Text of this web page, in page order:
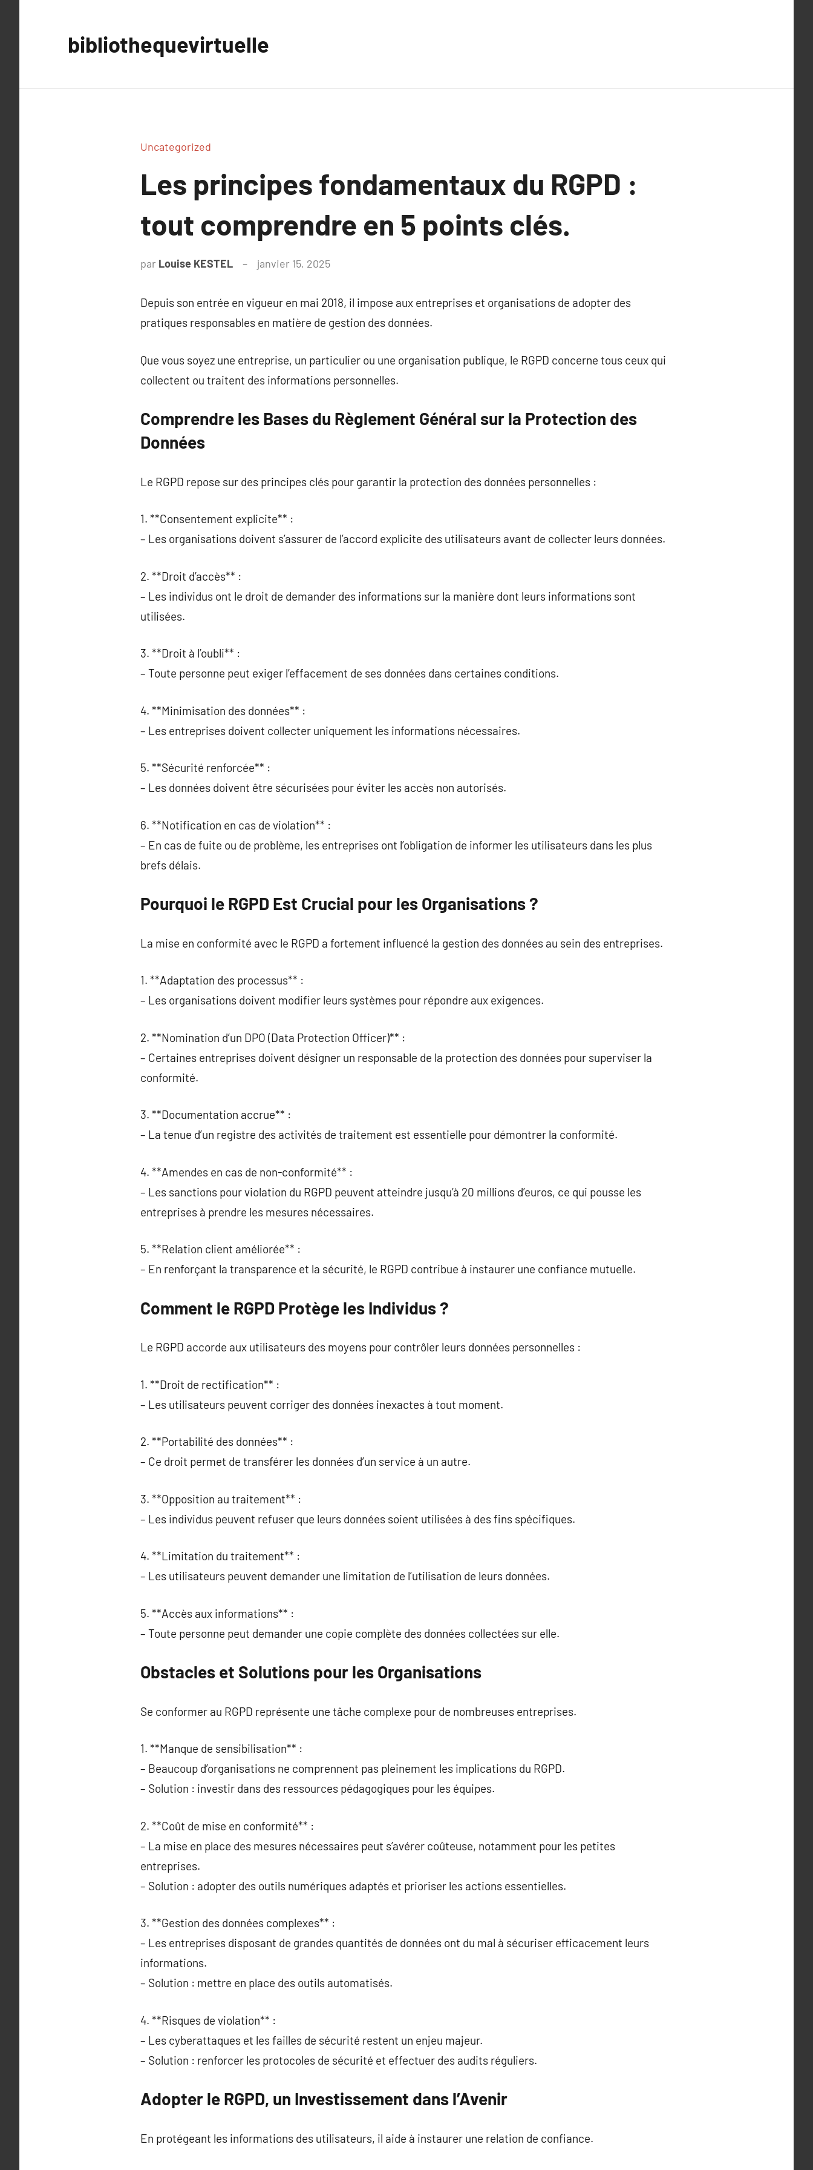
bibliothequevirtuelle
Uncategorized
Les principes fondamentaux du RGPD :
tout comprendre en 5 points clés.
par Louise KESTEL janvier 15, 2025
Depuis son entrée en vigueur en mai 2018, il impose aux entreprises et organisations de adopter des
pratiques responsables en matière de gestion des données.
Que vous soyez une entreprise, un particulier ou une organisation publique, le RGPD concerne tous ceux qui
collectent ou traitent des informations personnelles.
Comprendre les Bases du Règlement Général sur la Protection des
Données
Le RGPD repose sur des principes clés pour garantir la protection des données personnelles :
1. **Consentement explicite** :
– Les organisations doivent s’assurer de l’accord explicite des utilisateurs avant de collecter leurs données.
2. **Droit d’accès** :
– Les individus ont le droit de demander des informations sur la manière dont leurs informations sont
utilisées.
3. **Droit à l’oubli** :
– Toute personne peut exiger l’effacement de ses données dans certaines conditions.
4. **Minimisation des données** :
– Les entreprises doivent collecter uniquement les informations nécessaires.
5. **Sécurité renforcée** :
– Les données doivent être sécurisées pour éviter les accès non autorisés.
6. **Notification en cas de violation** :
– En cas de fuite ou de problème, les entreprises ont l’obligation de informer les utilisateurs dans les plus
brefs délais.
Pourquoi le RGPD Est Crucial pour les Organisations ?
La mise en conformité avec le RGPD a fortement influencé la gestion des données au sein des entreprises.
1. **Adaptation des processus** :
– Les organisations doivent modifier leurs systèmes pour répondre aux exigences.
2. **Nomination d’un DPO (Data Protection Officer)** :
– Certaines entreprises doivent désigner un responsable de la protection des données pour superviser la
conformité.
3. **Documentation accrue** :
– La tenue d’un registre des activités de traitement est essentielle pour démontrer la conformité.
4. **Amendes en cas de non-conformité** :
– Les sanctions pour violation du RGPD peuvent atteindre jusqu’à 20 millions d’euros, ce qui pousse les
entreprises à prendre les mesures nécessaires.
5. **Relation client améliorée** :
– En renforçant la transparence et la sécurité, le RGPD contribue à instaurer une confiance mutuelle.
Comment le RGPD Protège les Individus ?
Le RGPD accorde aux utilisateurs des moyens pour contrôler leurs données personnelles :
1. **Droit de rectification** :
– Les utilisateurs peuvent corriger des données inexactes à tout moment.
2. **Portabilité des données** :
– Ce droit permet de transférer les données d’un service à un autre.
3. **Opposition au traitement** :
– Les individus peuvent refuser que leurs données soient utilisées à des fins spécifiques.
4. **Limitation du traitement** :
– Les utilisateurs peuvent demander une limitation de l’utilisation de leurs données.
5. **Accès aux informations** :
– Toute personne peut demander une copie complète des données collectées sur elle.
Obstacles et Solutions pour les Organisations
Se conformer au RGPD représente une tâche complexe pour de nombreuses entreprises.
1. **Manque de sensibilisation** :
– Beaucoup d’organisations ne comprennent pas pleinement les implications du RGPD.
– Solution : investir dans des ressources pédagogiques pour les équipes.
2. **Coût de mise en conformité** :
– La mise en place des mesures nécessaires peut s’avérer coûteuse, notamment pour les petites
entreprises.
– Solution : adopter des outils numériques adaptés et prioriser les actions essentielles.
3. **Gestion des données complexes** :
– Les entreprises disposant de grandes quantités de données ont du mal à sécuriser efficacement leurs
informations.
– Solution : mettre en place des outils automatisés.
4. **Risques de violation** :
– Les cyberattaques et les failles de sécurité restent un enjeu majeur.
– Solution : renforcer les protocoles de sécurité et effectuer des audits réguliers.
Adopter le RGPD, un Investissement dans l’Avenir
En protégeant les informations des utilisateurs, il aide à instaurer une relation de confiance.